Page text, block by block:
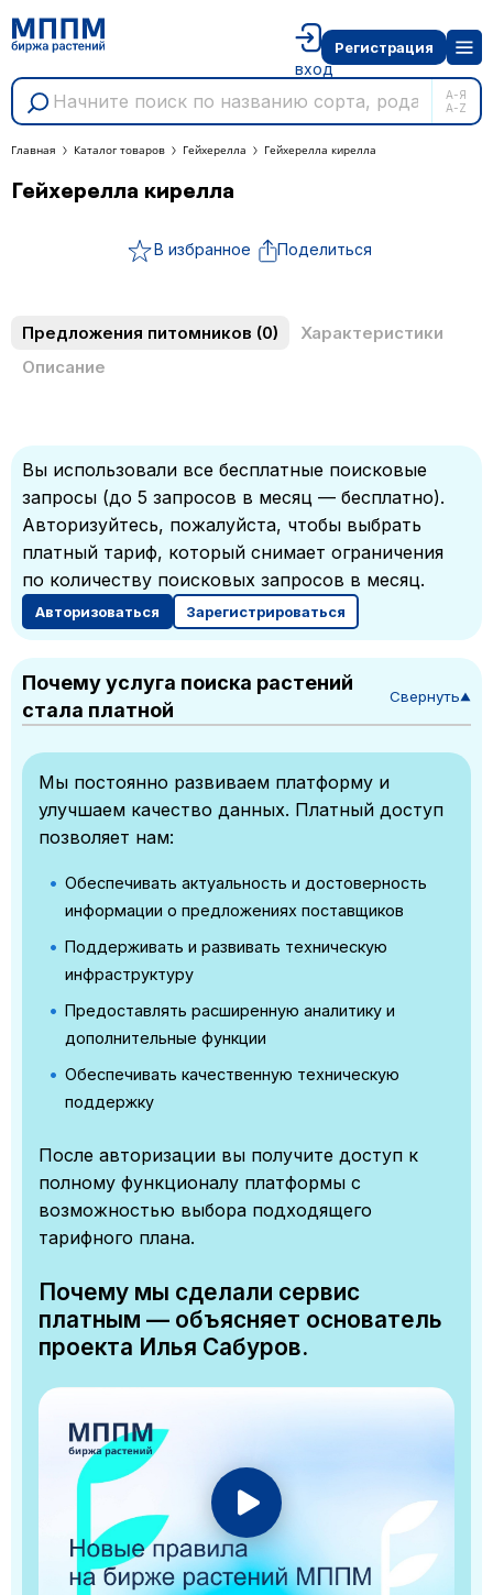
А-Я
A-Z
вход
Регистрация
Главная Каталог товаров Гейхерелла Гейхерелла кирелла
Гейхерелла кирелла
В избранное Поделиться
Предложения питомников (0)
Характеристики
Описание
Вы использовали все бесплатные поисковые
запросы (до 5 запросов в месяц — бесплатно).
Авторизуйтесь, пожалуйста, чтобы выбрать
платный тариф, который снимает ограничения
по количеству поисковых запросов в месяц.
Авторизоваться Зарегистрироваться
Почему услуга поиска растений
стала платной
Свернуть▼
Мы постоянно развиваем платформу и
улучшаем качество данных. Платный доступ
позволяет нам:
Обеспечивать актуальность и достоверность
информации о предложениях поставщиков
Поддерживать и развивать техническую
инфраструктуру
Предоставлять расширенную аналитику и
дополнительные функции
Обеспечивать качественную техническую
поддержку
После авторизации вы получите доступ к
полному функционалу платформы с
возможностью выбора подходящего
тарифного плана.
Почему мы сделали сервис
платным — объясняет основатель
проекта Илья Сабуров.